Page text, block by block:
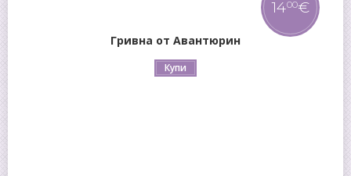
Гривна от Авантюрин
1400€
Купи